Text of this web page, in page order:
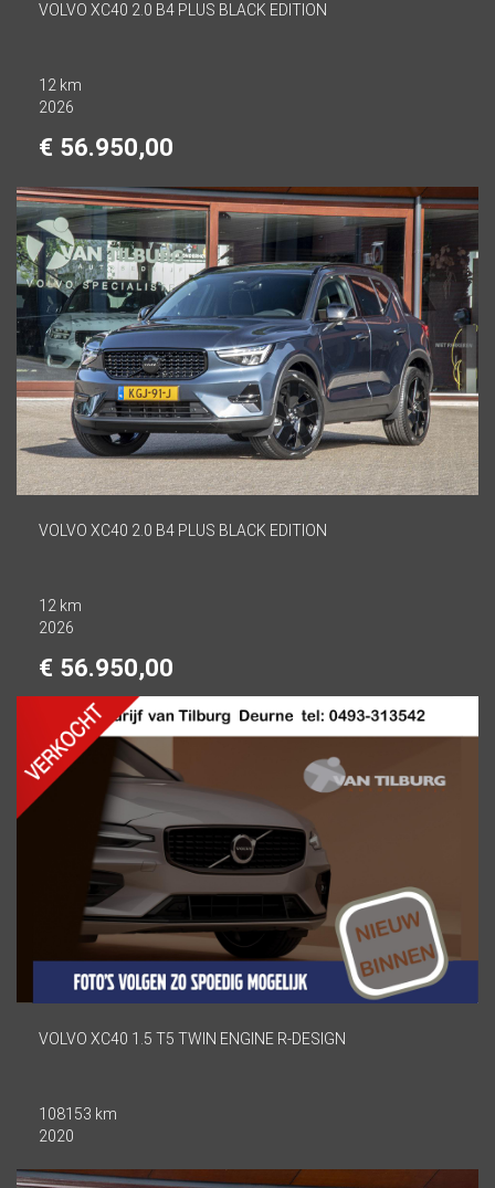
VOLVO XC40 2.0 B4 PLUS BLACK EDITION
12 km
2026
€ 56.950,00
VOLVO XC40 2.0 B4 PLUS BLACK EDITION
12 km
2026
€ 56.950,00
VOLVO XC40 1.5 T5 TWIN ENGINE R-DESIGN
108153 km
2020